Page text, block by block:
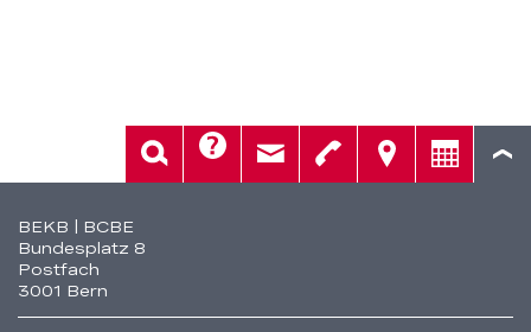
Fusszeile
BEKB | BCBE
Bundesplatz 8
Postfach
3001 Bern